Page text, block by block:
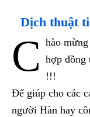
Dịch thuật
C hào
hợp đồng
!!!
Để giúp cho các
người Hàn hay